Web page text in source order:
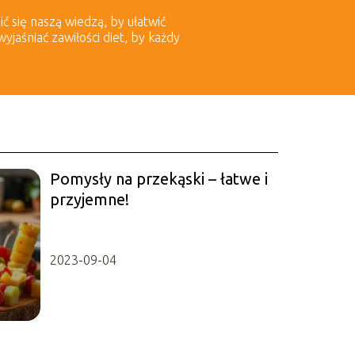
się naszą wiedzą, by ułatwić
zawiłości diet, by każdy
Pomysły na przekąski – łatwe i
przyjemne!
2023-09-04